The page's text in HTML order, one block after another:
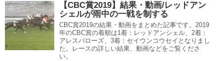
【CBC賞2019】結果・動画/レッドアン
シェルが雨中の一戦を制する
CBC賞2019の結果・動画をまとめた記事です。2019
年のCBC賞の着順は1着：レッドアンシェル、2着：
アレスバローズ、3着：セイウンコウセイとなりまし
た。レースの詳しい結果、動画などをご覧くださ
い。